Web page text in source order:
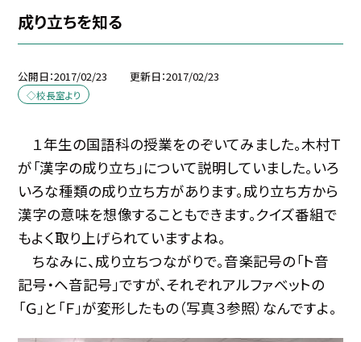
成り立ちを知る
公開日 2017/02/23 更新日 2017/02/23
◇校長室より
１年生の国語科の授業をのぞいてみました。木村Ｔ
が「漢字の成り立ち」について説明していました。いろ
いろな種類の成り立ち方があります。成り立ち方から
漢字の意味を想像することもできます。クイズ番組で
もよく取り上げられていますよね。
ちなみに、成り立ちつながりで。音楽記号の「ト音
記号・ヘ音記号」ですが、それぞれアルファべットの
「Ｇ」と「Ｆ」が変形したもの（写真３参照）なんですよ。